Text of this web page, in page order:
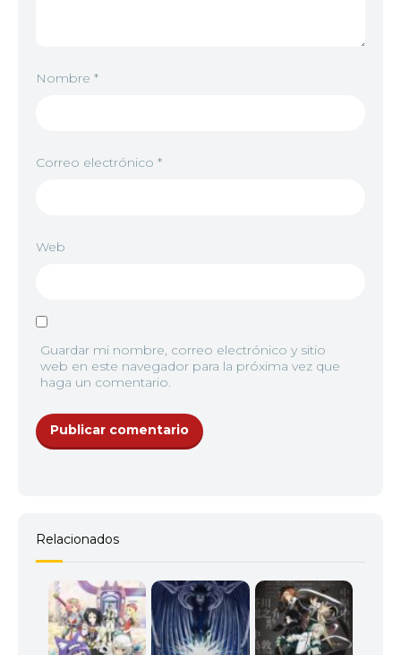
Nombre *
Correo electrónico *
Web
Guardar mi nombre, correo electrónico y sitio
web en este navegador para la próxima vez que
haga un comentario.
Relacionados